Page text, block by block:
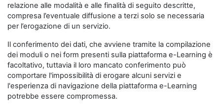
relazione alle modalità e alle finalità di seguito descritte,
compresa l’eventuale diffusione a terzi solo se necessaria
per l’erogazione di un servizio.
Il conferimento dei dati, che avviene tramite la compilazione
dei moduli o nei form presenti sulla piattaforma e-Learning è
facoltativo, tuttavia il loro mancato conferimento può
comportare l'impossibilità di erogare alcuni servizi e
l'esperienza di navigazione della piattaforma e-Learning
potrebbe essere compromessa.